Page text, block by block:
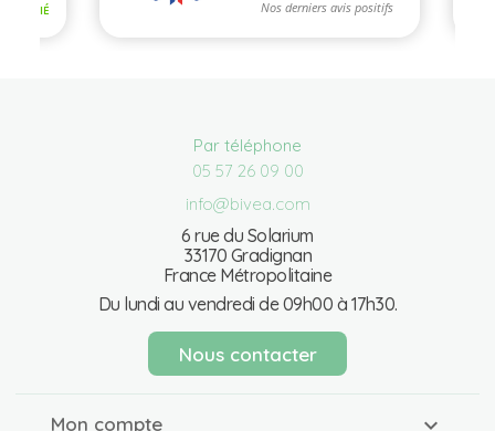
Par téléphone
05 57 26 09 00
info@bivea.com
6 rue du Solarium
33170 Gradignan
France Métropolitaine
Du lundi au vendredi de 09h00 à 17h30.
Nous contacter
Mon compte